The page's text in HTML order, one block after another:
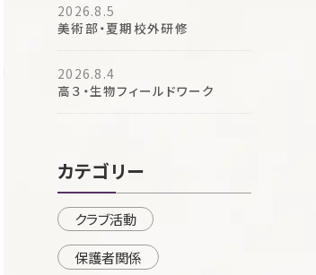
2026.8.5
美術部・夏期校外研修
2026.8.4
高３・生物フィールドワーク
カテゴリー
クラブ活動
保護者関係